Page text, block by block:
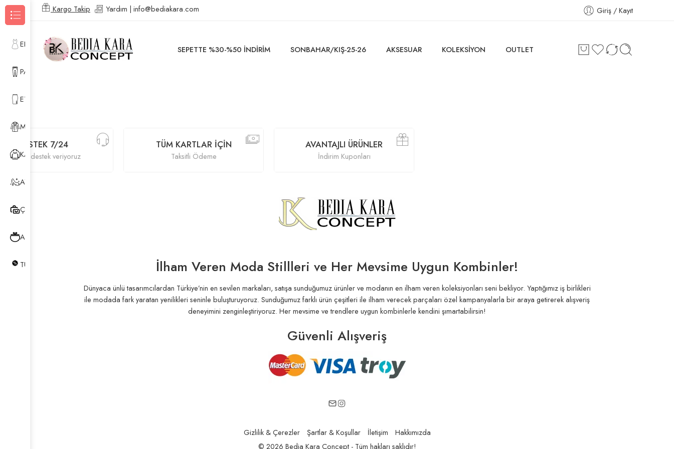
Kargo Takip Yardım | info@bediakara.com Giriş / Kayıt
SEPETTE %30-%50 İNDİRİM SONBAHAR/KIŞ-25-26 AKSESUAR KOLEKSİYON OUTLET
DESTEK 7/24
saat destek veriyoruz
TÜM KARTLAR İÇIN
Taksitli Ödeme
AVANTAJLI ÜRÜNLER
İndirim Kuponları
İlham Veren Moda Stillleri ve Her Mevsime Uygun Kombinler!
Dünyaca ünlü tasarımcılardan Türkiye’nin en sevilen markaları, satışa sunduğumuz ürünler ve modanın en ilham veren koleksiyonları seni bekliyor. Yaptığımız iş birlikleri
ile modada fark yaratan yenilikleri seninle buluşturuyoruz. Sunduğumuz farklı ürün çeşitleri ile ilham verecek parçaları özel kampanyalarla bir araya getirerek alışveriş
deneyimini zenginleştiriyoruz. Her mevsime ve trendlere uygun kombinlerle kendini şımartabilirsin!
Güvenli Alışveriş
Gizlilik & Çerezler Şartlar & Koşullar İletişim
Hakkımızda
© 2026 Bedia Kara Concept - Tüm hakları saklıdır!
Kategorilere Gözat
ELBİSE
PANTOLON
ETEK
MONT & YELEK
KAZAK & HIRKA
AYAKKABI
ÇANTA
AKSESUARLAR
TÜM ÜRÜNLER